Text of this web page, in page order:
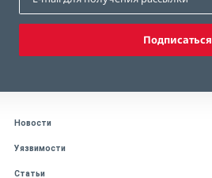
Подписаться
Новости
Уязвимости
Статьи